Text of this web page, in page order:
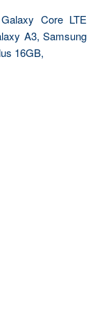
Core LTE
A3, Samsung
16GB,